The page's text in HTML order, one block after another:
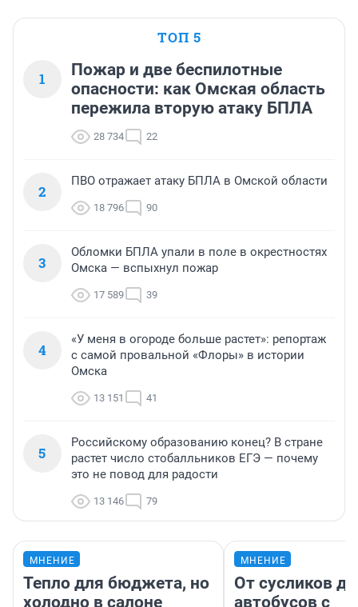
ТОП 5
1
Пожар и две беспилотные
опасности: как Омская область
пережила вторую атаку БПЛА
28 734 22
2
ПВО отражает атаку БПЛА в Омской области
18 796 90
3
Обломки БПЛА упали в поле в окрестностях
Омска — вспыхнул пожар
17 589 39
4
«У меня в огороде больше растет»: репортаж
с самой провальной «Флоры» в истории
Омска
13 151 41
5
Российскому образованию конец? В стране
растет число стобалльников ЕГЭ — почему
это не повод для радости
13 146 79
МНЕНИЕ
Тепло для бюджета, но
холодно в салоне
МНЕНИЕ
От сусликов до
автобусов с